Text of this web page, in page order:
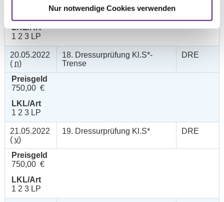
Nur notwendige Cookies verwenden
LKL/Art
1 2 3 LP
20.05.2022
( n)
18. Dressurprüfung Kl.S*-
Trense
DRE
Preisgeld
750,00 €
LKL/Art
1 2 3 LP
21.05.2022
( v)
19. Dressurprüfung Kl.S* DRE
Preisgeld
750,00 €
LKL/Art
1 2 3 LP